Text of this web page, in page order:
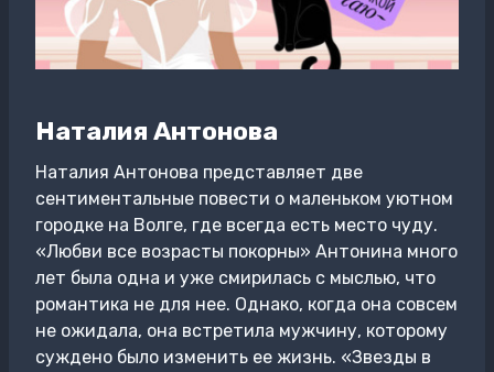
Наталия Антонова
Наталия Антонова представляет две
сентиментальные повести о маленьком уютном
городке на Волге, где всегда есть место чуду.
«Любви все возрасты покорны» Антонина много
лет была одна и уже смирилась с мыслью, что
романтика не для нее. Однако, когда она совсем
не ожидала, она встретила мужчину, которому
суждено было изменить ее жизнь. «Звезды в